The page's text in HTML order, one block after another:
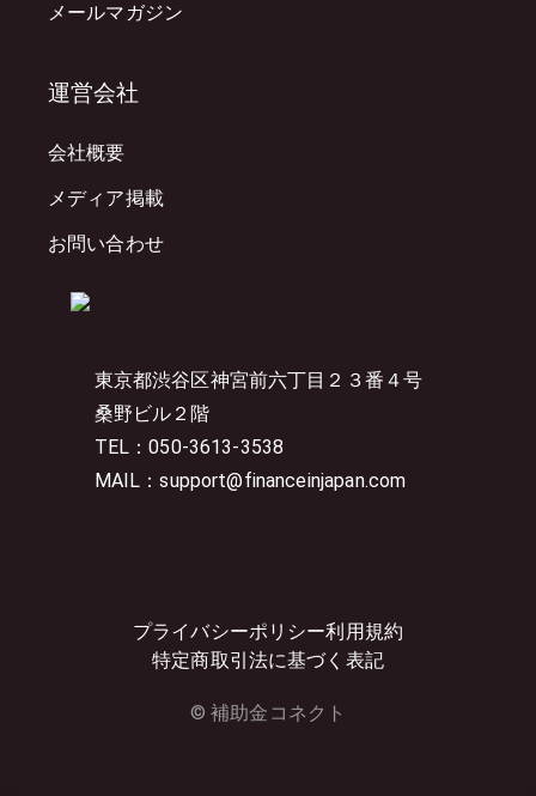
東京都渋谷区神宮前六丁目２３番４号
桑野ビル２階
TEL：050-3613-3538
MAIL：support@financeinjapan.com
プライバシーポリシー利用規約
特定商取引法に基づく表記
© 補助金コネクト
メールマガジン
運営会社
会社概要
メディア掲載
お問い合わせ